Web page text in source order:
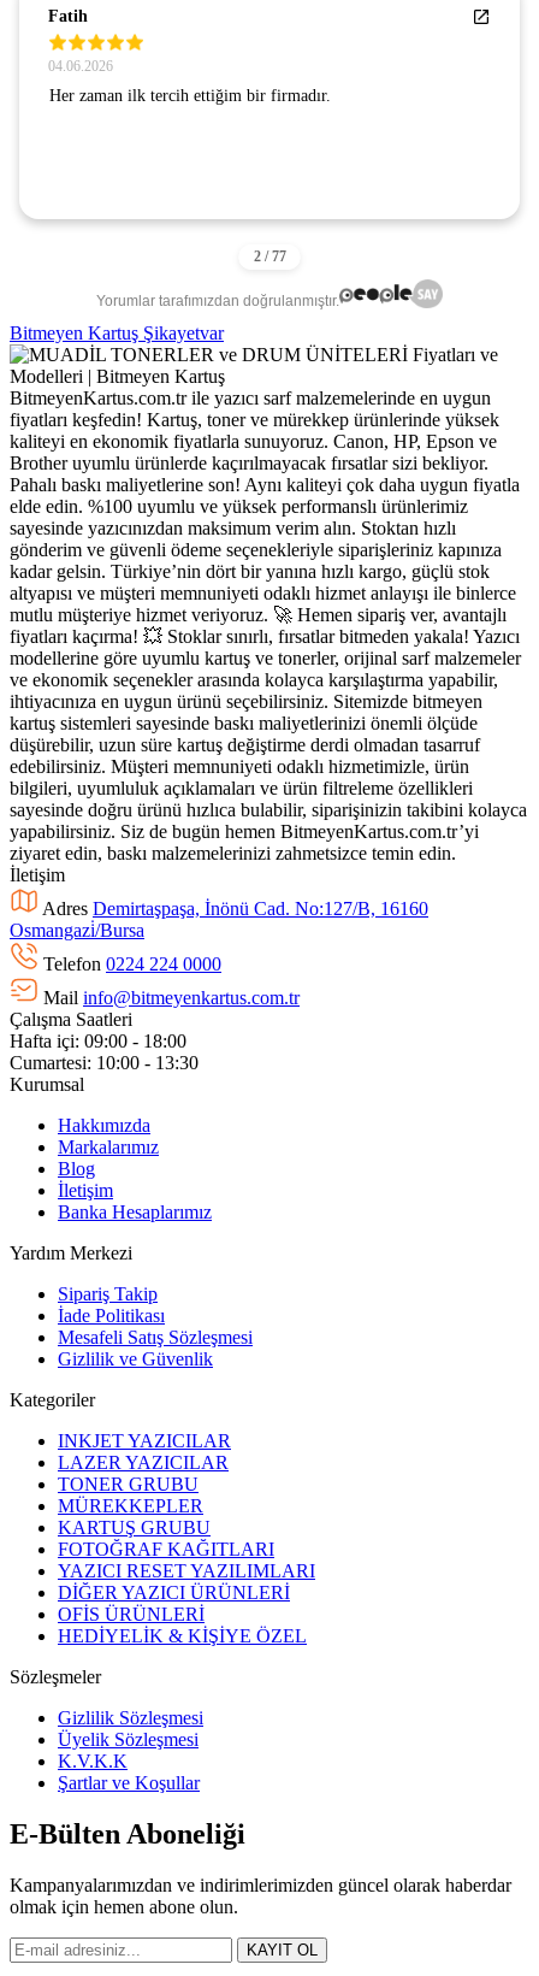
Fatih
04.06.2026
Her zaman ilk tercih ettiğim bir firmadır.
Yorumlar tarafımızdan doğrulanmıştır.
Bitmeyen Kartuş Şikayetvar
BitmeyenKartus.com.tr ile yazıcı sarf malzemelerinde en uygun
fiyatları keşfedin! Kartuş, toner ve mürekkep ürünlerinde yüksek
kaliteyi en ekonomik fiyatlarla sunuyoruz. Canon, HP, Epson ve
Brother uyumlu ürünlerde kaçırılmayacak fırsatlar sizi bekliyor.
Pahalı baskı maliyetlerine son! Aynı kaliteyi çok daha uygun fiyatla
elde edin. %100 uyumlu ve yüksek performanslı ürünlerimiz
sayesinde yazıcınızdan maksimum verim alın. Stoktan hızlı
gönderim ve güvenli ödeme seçenekleriyle siparişleriniz kapınıza
kadar gelsin. Türkiye’nin dört bir yanına hızlı kargo, güçlü stok
altyapısı ve müşteri memnuniyeti odaklı hizmet anlayışı ile binlerce
mutlu müşteriye hizmet veriyoruz. 🚀 Hemen sipariş ver, avantajlı
fiyatları kaçırma! 💥 Stoklar sınırlı, fırsatlar bitmeden yakala! Yazıcı
modellerine göre uyumlu kartuş ve tonerler, orijinal sarf malzemeler
ve ekonomik seçenekler arasında kolayca karşılaştırma yapabilir,
ihtiyacınıza en uygun ürünü seçebilirsiniz. Sitemizde bitmeyen
kartuş sistemleri sayesinde baskı maliyetlerinizi önemli ölçüde
düşürebilir, uzun süre kartuş değiştirme derdi olmadan tasarruf
edebilirsiniz. Müşteri memnuniyeti odaklı hizmetimizle, ürün
bilgileri, uyumluluk açıklamaları ve ürün filtreleme özellikleri
sayesinde doğru ürünü hızlıca bulabilir, siparişinizin takibini kolayca
yapabilirsiniz. Siz de bugün hemen BitmeyenKartus.com.tr’yi
ziyaret edin, baskı malzemelerinizi zahmetsizce temin edin.
İletişim
Adres Demirtaşpaşa, İnönü Cad. No:127/B, 16160
Osmangazi̇/Bursa
Telefon 0224 224 0000
Mail info@bitmeyenkartus.com.tr
Çalışma Saatleri
Hafta içi: 09:00 - 18:00
Cumartesi: 10:00 - 13:30
Kurumsal
Hakkımızda
Markalarımız
Blog
İletişim
Banka Hesaplarımız
Yardım Merkezi
Sipariş Takip
İade Politikası
Mesafeli Satış Sözleşmesi
Gizlilik ve Güvenlik
Kategoriler
INKJET YAZICILAR
LAZER YAZICILAR
TONER GRUBU
MÜREKKEPLER
KARTUŞ GRUBU
FOTOĞRAF KAĞITLARI
YAZICI RESET YAZILIMLARI
DİĞER YAZICI ÜRÜNLERİ
OFİS ÜRÜNLERİ
HEDİYELİK & KİŞİYE ÖZEL
Sözleşmeler
Gizlilik Sözleşmesi
Üyelik Sözleşmesi
K.V.K.K
Şartlar ve Koşullar
E-Bülten Aboneliği
Kampanyalarımızdan ve indirimlerimizden güncel olarak haberdar
olmak için hemen abone olun.
KAYIT OL